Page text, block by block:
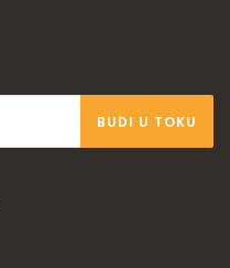
BUDI U TOKU